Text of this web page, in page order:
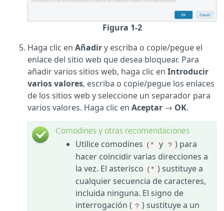
Figura 1-2
Haga clic en Añadiry escriba o copie/pegue el
enlace del sitio web que desea bloquear. Para
añadir varios sitios web, haga clic en Introducir
varios valores, escriba o copie/pegue los enlaces
de los sitios web y seleccione un separador para
varios valores. Haga clic en Aceptar → OK.
Comodines y otras recomendaciones
Utilice comodines (* y ? ) para
hacer coincidir varias direcciones a
la vez. El asterisco (* ) sustituye a
cualquier secuencia de caracteres,
incluida ninguna. El signo de
interrogación ( ? ) sustituye a un